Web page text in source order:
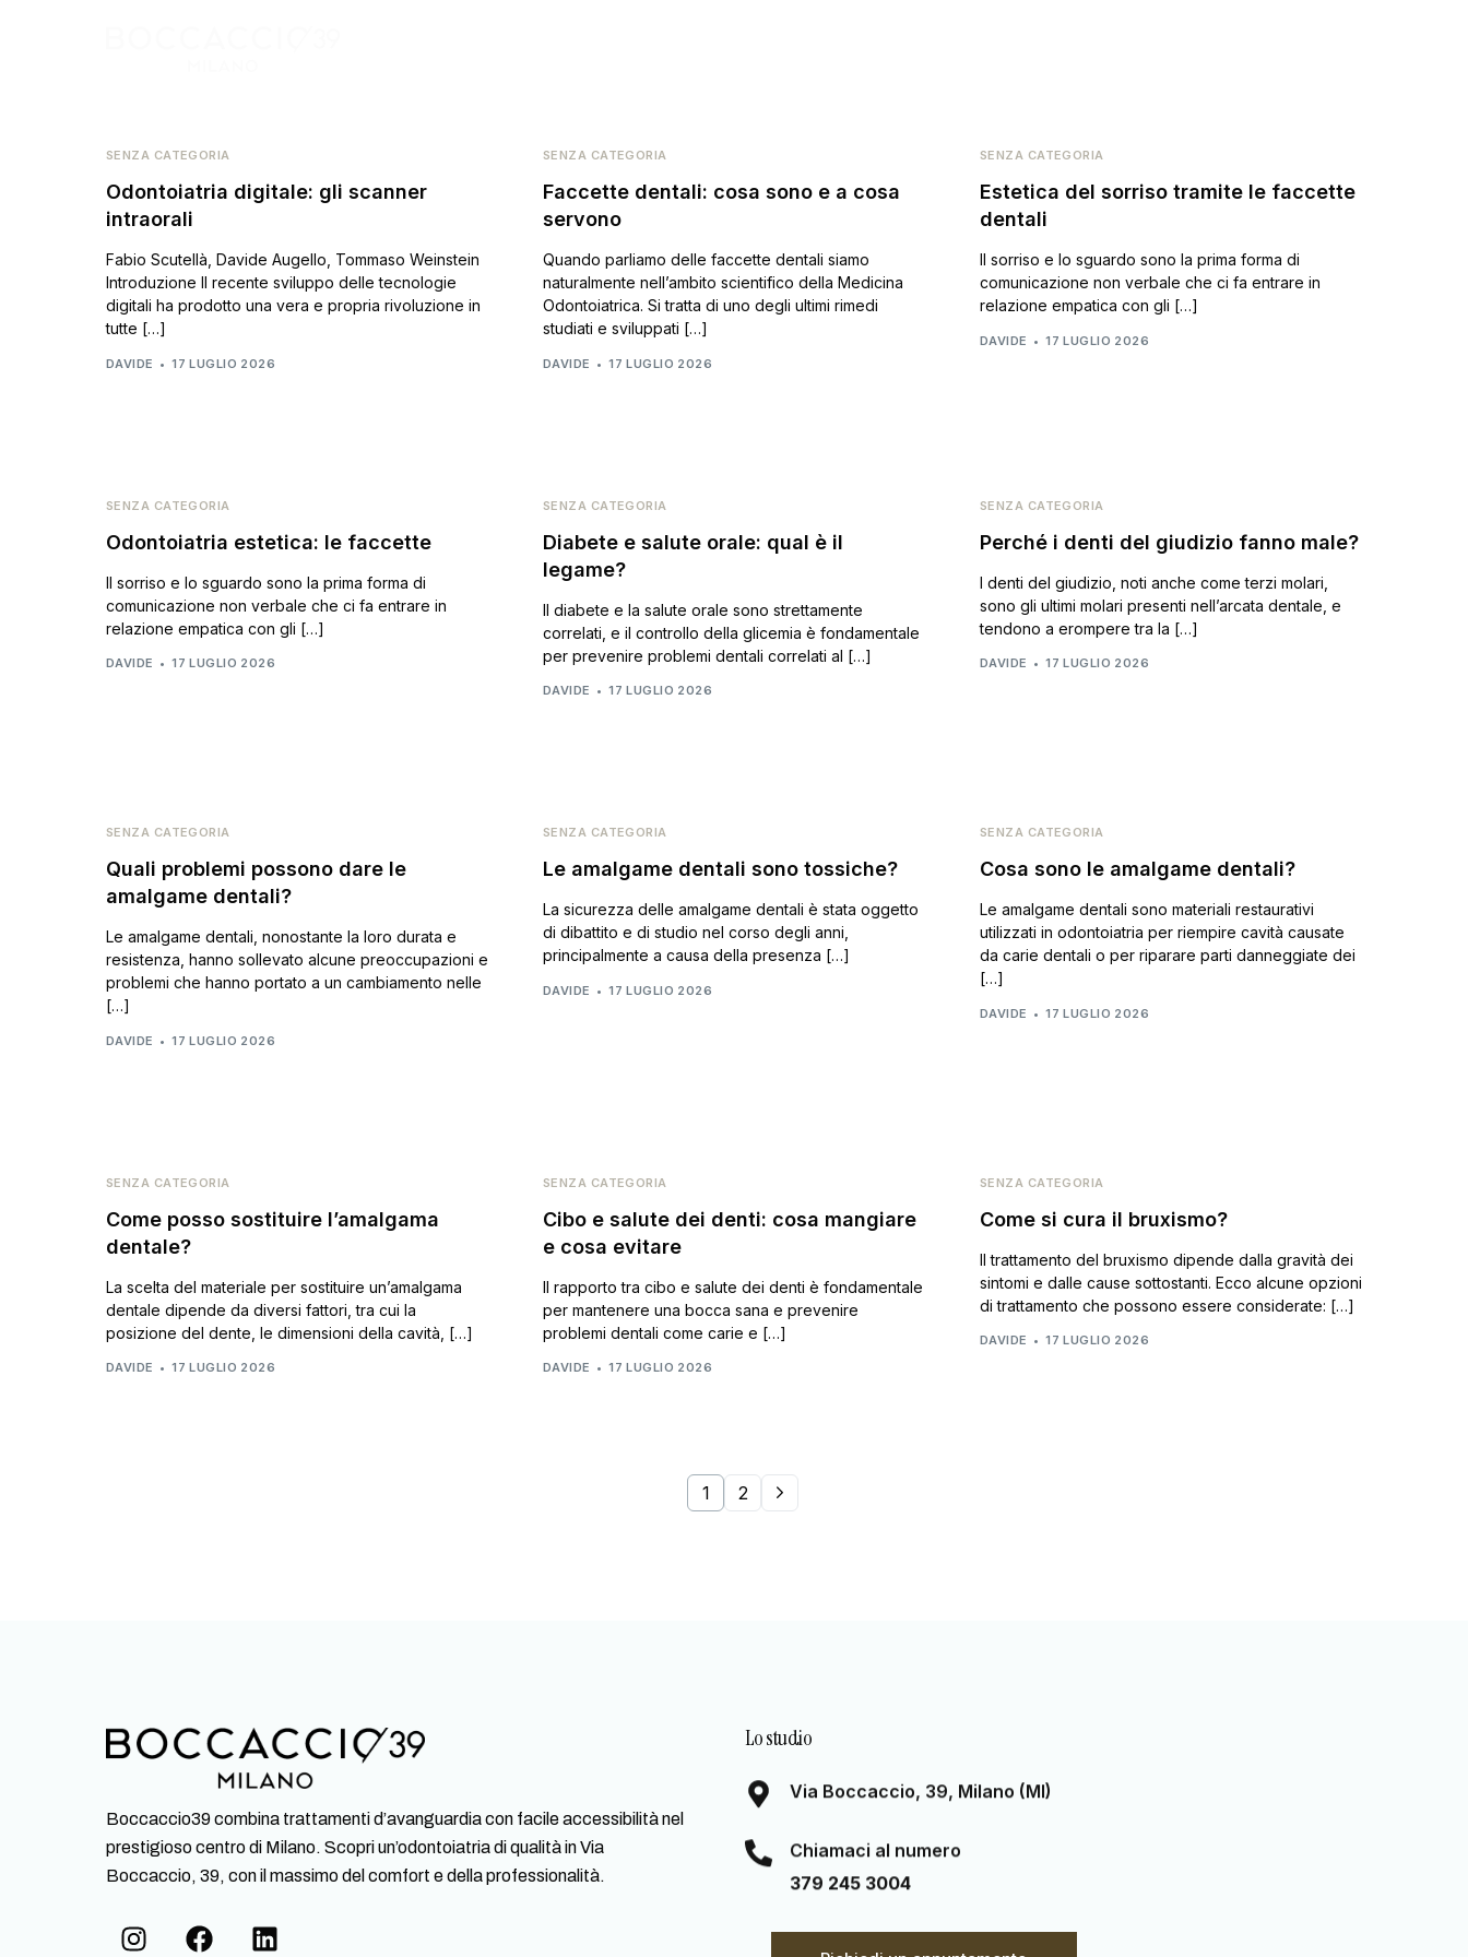
SENZA CATEGORIA
Odontoiatria digitale: gli scanner
intraorali
Fabio Scutellà, Davide Augello, Tommaso Weinstein
Introduzione Il recente sviluppo delle tecnologie
digitali ha prodotto una vera e propria rivoluzione in
tutte […]
DAVIDE 17 LUGLIO 2026
SENZA CATEGORIA
Faccette dentali: cosa sono e a cosa
servono
Quando parliamo delle faccette dentali siamo
naturalmente nell’ambito scientifico della Medicina
Odontoiatrica. Si tratta di uno degli ultimi rimedi
studiati e sviluppati […]
DAVIDE 17 LUGLIO 2026
SENZA CATEGORIA
Estetica del sorriso tramite le faccette
dentali
Il sorriso e lo sguardo sono la prima forma di
comunicazione non verbale che ci fa entrare in
relazione empatica con gli […]
DAVIDE 17 LUGLIO 2026
SENZA CATEGORIA
Odontoiatria estetica: le faccette
Il sorriso e lo sguardo sono la prima forma di
comunicazione non verbale che ci fa entrare in
relazione empatica con gli […]
DAVIDE 17 LUGLIO 2026
SENZA CATEGORIA
Diabete e salute orale: qual è il
legame?
Il diabete e la salute orale sono strettamente
correlati, e il controllo della glicemia è fondamentale
per prevenire problemi dentali correlati al […]
DAVIDE 17 LUGLIO 2026
SENZA CATEGORIA
Perché i denti del giudizio fanno male?
I denti del giudizio, noti anche come terzi molari,
sono gli ultimi molari presenti nell’arcata dentale, e
tendono a erompere tra la […]
DAVIDE 17 LUGLIO 2026
SENZA CATEGORIA
Quali problemi possono dare le
amalgame dentali?
Le amalgame dentali, nonostante la loro durata e
resistenza, hanno sollevato alcune preoccupazioni e
problemi che hanno portato a un cambiamento nelle
[…]
DAVIDE 17 LUGLIO 2026
SENZA CATEGORIA
Le amalgame dentali sono tossiche?
La sicurezza delle amalgame dentali è stata oggetto
di dibattito e di studio nel corso degli anni,
principalmente a causa della presenza […]
DAVIDE 17 LUGLIO 2026
SENZA CATEGORIA
Cosa sono le amalgame dentali?
Le amalgame dentali sono materiali restaurativi
utilizzati in odontoiatria per riempire cavità causate
da carie dentali o per riparare parti danneggiate dei
[…]
DAVIDE 17 LUGLIO 2026
SENZA CATEGORIA
Come posso sostituire l’amalgama
dentale?
La scelta del materiale per sostituire un’amalgama
dentale dipende da diversi fattori, tra cui la
posizione del dente, le dimensioni della cavità, […]
DAVIDE 17 LUGLIO 2026
SENZA CATEGORIA
Cibo e salute dei denti: cosa mangiare
e cosa evitare
Il rapporto tra cibo e salute dei denti è fondamentale
per mantenere una bocca sana e prevenire
problemi dentali come carie e […]
DAVIDE 17 LUGLIO 2026
SENZA CATEGORIA
Come si cura il bruxismo?
Il trattamento del bruxismo dipende dalla gravità dei
sintomi e dalle cause sottostanti. Ecco alcune opzioni
di trattamento che possono essere considerate: […]
DAVIDE 17 LUGLIO 2026
1 2
Boccaccio39 combina trattamenti d’avanguardia con facile accessibilità nel
prestigioso centro di Milano. Scopri un’odontoiatria di qualità in Via
Boccaccio, 39, con il massimo del comfort e della professionalità.
Lo studio
Via Boccaccio, 39, Milano (MI)
Chiamaci al numero
379 245 3004